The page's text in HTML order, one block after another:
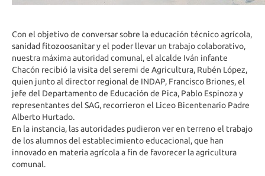
Con el objetivo de conversar sobre la educación técnico agrícola,
sanidad fitozoosanitar y el poder llevar un trabajo colaborativo,
nuestra máxima autoridad comunal, el alcalde Iván infante
Chacón recibió la visita del seremi de Agricultura, Rubén López,
quien junto al director regional de INDAP, Francisco Briones, el
jefe del Departamento de Educación de Pica, Pablo Espinoza y
representantes del SAG, recorrieron el Liceo Bicentenario Padre
Alberto Hurtado.
En la instancia, las autoridades pudieron ver en terreno el trabajo
de los alumnos del establecimiento educacional, que han
innovado en materia agrícola a fin de favorecer la agricultura
comunal.